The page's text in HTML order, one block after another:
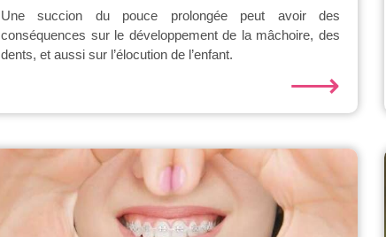
Une succion du pouce prolongée peut avoir des
conséquences sur le développement de la mâchoire, des
dents, et aussi sur l’élocution de l’enfant.
⟶